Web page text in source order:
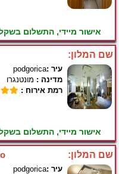
אישור מיידי, התשלום
שם המלון:
עיר :podgorica
מדינה : מונטנגרו
רמת אירוח :
אישור מיידי, התשלום
שם המלון:
עיר :podgorica